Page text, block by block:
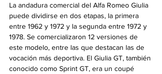
La andadura comercial del Alfa Romeo Giulia
puede dividirse en dos etapas, la primera
entre 1962 y 1972 y la segunda entre 1972 y
1978. Se comercializaron 12 versiones de
este modelo, entre las que destacan las de
vocación más deportiva. El Giulia GT, también
conocido como Sprint GT, era un coupé